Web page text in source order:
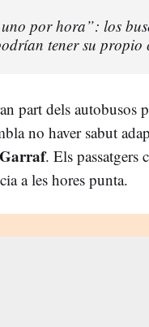
por hora”: los
tener su
part dels autobusos
no haver sabut
. Els passatgers
a les hores punta.